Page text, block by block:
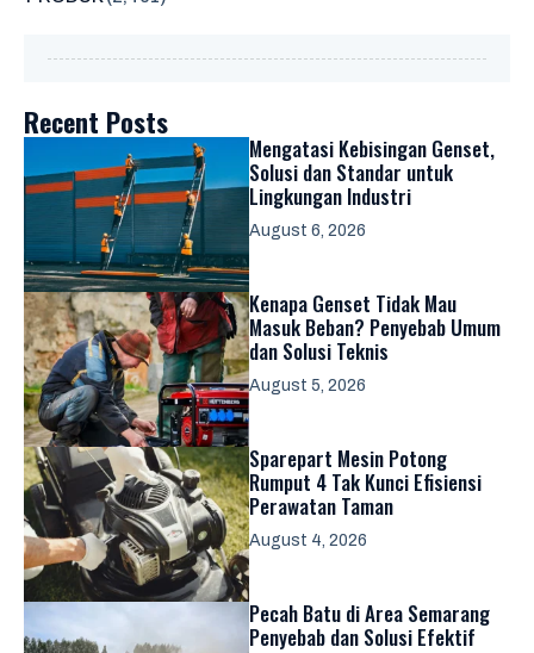
Recent Posts
Mengatasi Kebisingan Genset,
Solusi dan Standar untuk
Lingkungan Industri
August 6, 2026
Kenapa Genset Tidak Mau
Masuk Beban? Penyebab Umum
dan Solusi Teknis
August 5, 2026
Sparepart Mesin Potong
Rumput 4 Tak Kunci Efisiensi
Perawatan Taman
August 4, 2026
Pecah Batu di Area Semarang
Penyebab dan Solusi Efektif